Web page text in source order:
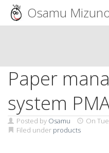
Osamu
Paper
system
Posted by Osamu On
Filed under products